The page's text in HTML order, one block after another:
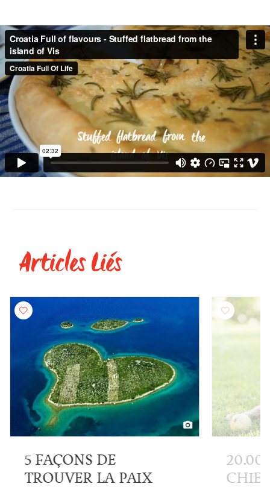
Articles Liés
5 FAÇONS DE
TROUVER LA PAIX